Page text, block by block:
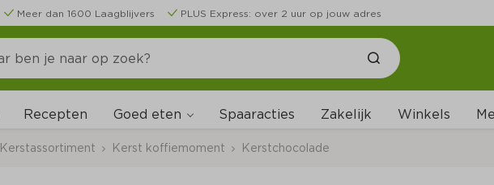
Meer dan 1600 Laagblijvers PLUS Express: over 2 uur op jouw adres
Recepten Goed eten Spaaracties Zakelijk Winkels
Kerstassortiment Kerst koffiemoment Kerstchocolade